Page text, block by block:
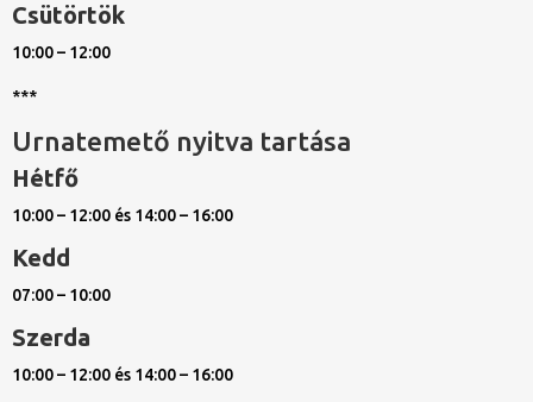
Csütörtök
10:00 – 12:00
***
Urnatemető nyitva tartása
Hétfő
10:00 – 12:00 és 14:00 – 16:00
Kedd
07:00 – 10:00
Szerda
10:00 – 12:00 és 14:00 – 16:00